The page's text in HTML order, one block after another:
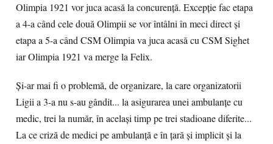
Olimpia 1921 vor juca acasă la concurență. Excepție fac etapa
a 4-a când cele două Olimpii se vor întâlni în meci direct și
etapa a 5-a când CSM Olimpia va juca acasă cu CSM Sighet
iar Olimpia 1921 va merge la Felix.
Și-ar mai fi o problemă, de organizare, la care organizatorii
Ligii a 3-a nu s-au gândit... la asigurarea unei ambulanțe cu
medic, trei la număr, în același timp pe trei stadioane diferite...
La ce criză de medici pe ambulanță e în țară și implicit și la